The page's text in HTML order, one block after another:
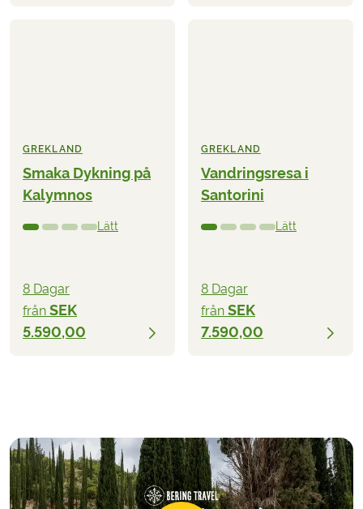
GREKLAND
Smaka Dykning på
Kalymnos
Lätt
8 Dagar
från SEK
5.590,00
GREKLAND
Vandringsresa i
Santorini
Lätt
8 Dagar
från SEK
7.590,00